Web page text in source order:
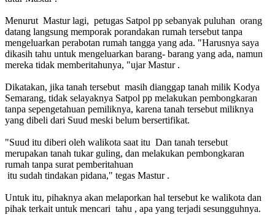
Menurut Mastur lagi, petugas Satpol pp sebanyak puluhan orang
datang langsung memporak porandakan rumah tersebut tanpa
mengeluarkan perabotan rumah tangga yang ada. "Harusnya saya
dikasih tahu untuk mengeluarkan barang- barang yang ada, namun
mereka tidak memberitahunya, "ujar Mastur .
Dikatakan, jika tanah tersebut masih dianggap tanah milik Kodya
Semarang, tidak selayaknya Satpol pp melakukan pembongkaran
tanpa sepengetahuan pemiliknya, karena tanah tersebut miliknya
yang dibeli dari Suud meski belum bersertifikat.
"Suud itu diberi oleh walikota saat itu Dan tanah tersebut
merupakan tanah tukar guling, dan melakukan pembongkaran
rumah tanpa surat pemberitahuan
itu sudah tindakan pidana," tegas Mastur .
Untuk itu, pihaknya akan melaporkan hal tersebut ke walikota dan
pihak terkait untuk mencari tahu , apa yang terjadi sesungguhnya.